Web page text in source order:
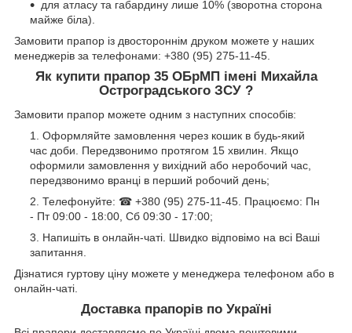
для атласу та габардину лише 10% (зворотна сторона
майже біла).
Замовити прапор із двостороннім друком можете у наших
менеджерів за телефонами: +380 (95) 275-11-45.
Як купити прапор 35 ОБрМП імені Михайла
Остроградського ЗСУ ?
Замовити прапор можете одним з наступних способів:
Оформляйте замовлення через кошик в будь-який
час доби. Передзвонимо протягом 15 хвилин. Якщо
оформили замовлення у вихідний або неробочий час,
передзвонимо вранці в перший робочий день;
Телефонуйте: ☎ +380 (95) 275-11-45. Працюємо: Пн
- Пт 09:00 - 18:00, Сб 09:30 - 17:00;
Напишіть в онлайн-чаті. Швидко відповімо на всі Ваші
запитання.
Дізнатися гуртову ціну можете у менеджера телефоном або в
онлайн-чаті.
Доставка прапорів по Україні